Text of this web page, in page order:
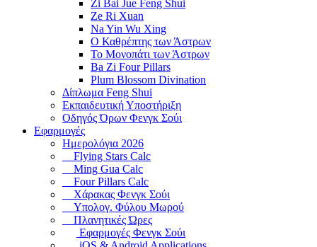
Zi Bai Jue Feng Shui
Ze Ri Xuan
Na Yin Wu Xing
Ο Καθρέπτης των Άστρων
Το Μονοπάτι των Άστρων
Ba Zi Four Pillars
Plum Blossom Divination
Δίπλωμα Feng Shui
Εκπαιδευτική Υποστήριξη
Οδηγός Όρων Φενγκ Σούι
Εφαρμογές
Ημερολόγια 2026
Flying Stars Calc
Ming Gua Calc
Four Pillars Calc
Χάρακας Φενγκ Σούι
Υπολογ. Φύλου Μωρού
Πλανητικές Ώρες
Εφαρμογές Φενγκ Σούι